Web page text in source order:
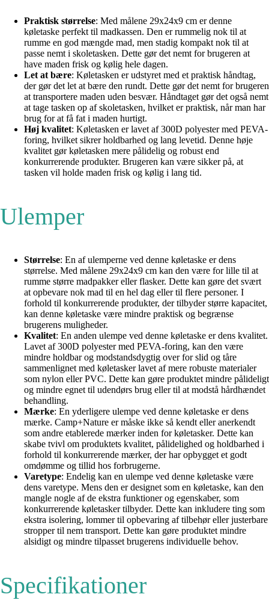
Praktisk størrelse: Med målene 29x24x9 cm er denne
køletaske perfekt til madkassen. Den er rummelig nok til at
rumme en god mængde mad, men stadig kompakt nok til at
passe nemt i skoletasken. Dette gør det nemt for brugeren at
have maden frisk og kølig hele dagen.
Let at bære: Køletasken er udstyret med et praktisk håndtag,
der gør det let at bære den rundt. Dette gør det nemt for brugeren
at transportere maden uden besvær. Håndtaget gør det også nemt
at tage tasken op af skoletasken, hvilket er praktisk, når man har
brug for at få fat i maden hurtigt.
Høj kvalitet: Køletasken er lavet af 300D polyester med PEVA-
foring, hvilket sikrer holdbarhed og lang levetid. Denne høje
kvalitet gør køletasken mere pålidelig og robust end
konkurrerende produkter. Brugeren kan være sikker på, at
tasken vil holde maden frisk og kølig i lang tid.
Ulemper
Størrelse: En af ulemperne ved denne køletaske er dens
størrelse. Med målene 29x24x9 cm kan den være for lille til at
rumme større madpakker eller flasker. Dette kan gøre det svært
at opbevare nok mad til en hel dag eller til flere personer. I
forhold til konkurrerende produkter, der tilbyder større kapacitet,
kan denne køletaske være mindre praktisk og begrænse
brugerens muligheder.
Kvalitet: En anden ulempe ved denne køletaske er dens kvalitet.
Lavet af 300D polyester med PEVA-foring, kan den være
mindre holdbar og modstandsdygtig over for slid og tåre
sammenlignet med køletasker lavet af mere robuste materialer
som nylon eller PVC. Dette kan gøre produktet mindre pålideligt
og mindre egnet til udendørs brug eller til at modstå hårdhændet
behandling.
Mærke: En yderligere ulempe ved denne køletaske er dens
mærke. Camp+Nature er måske ikke så kendt eller anerkendt
som andre etablerede mærker inden for køletasker. Dette kan
skabe tvivl om produktets kvalitet, pålidelighed og holdbarhed i
forhold til konkurrerende mærker, der har opbygget et godt
omdømme og tillid hos forbrugerne.
Varetype: Endelig kan en ulempe ved denne køletaske være
dens varetype. Mens den er designet som en køletaske, kan den
mangle nogle af de ekstra funktioner og egenskaber, som
konkurrerende køletasker tilbyder. Dette kan inkludere ting som
ekstra isolering, lommer til opbevaring af tilbehør eller justerbare
stropper til nem transport. Dette kan gøre produktet mindre
alsidigt og mindre tilpasset brugerens individuelle behov.
Specifikationer